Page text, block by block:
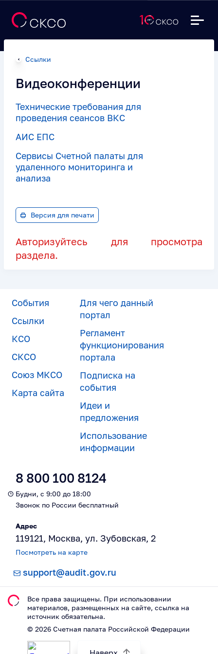
Ссылки
Видеоконференции
Технические требования для
проведения сеансов ВКС
АИС ЕПС
Сервисы Счетной палаты для
удаленного мониторинга и
анализа
Версия для печати
Авторизуйтесь для просмотра
раздела.
События
Ссылки
КСО
СКСО
Союз МКСО
Карта сайта
Для чего данный
портал
Регламент
функционирования
портала
Подписка на
события
Идеи и
предложения
Использование
информации
8 800 100 8124
Будни, с 9:00 до 18:00
Звонок по России бесплатный
Адрес
119121, Москва, ул. Зубовская, 2
Посмотреть на карте
support@audit.gov.ru
Все права защищены. При использовании
материалов, размещeнных на сайте, ссылка на
источник обязательна.
© 2026 Счетная палата Российской Федерации